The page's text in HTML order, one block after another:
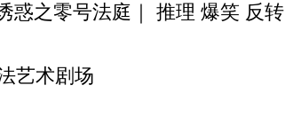
惑之零号法庭｜ 推理 爆笑 反转
艺术剧场